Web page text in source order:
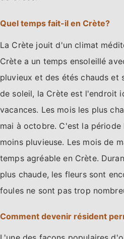
Quel temps fait-il en Crète?
La Crète jouit d'un climat
Crète a un temps ensoleillé
pluvieux et des étés chauds et
de soleil, la Crète est l'endroit
vacances. Les mois les plus
mai à octobre. C'est la période
moins pluvieuse. Les mois de
temps agréable en Crète.
plus chaude, les fleurs sont
foules ne sont pas trop
Comment devenir résident